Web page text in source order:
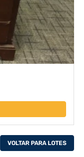
VOLTAR PARA LOTES